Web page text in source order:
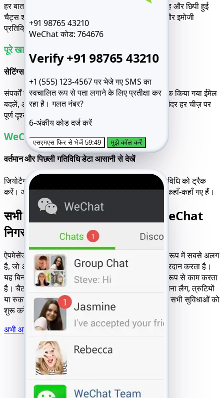
+91 98765 43210
WeChat कोड: 764676
Verify +91 98765 43210
+1 (555) 123-4567 पर भेजे गए SMS का
स्वचालित रूप से पता लगाने के लिए प्रतीक्षा कर
रहा है।गलत नंबर?
6-अंकीय कोड दर्ज करें
एसएमएस फिर से भेजें 59:49 मुझे कॉल करें
हर बातचीत का संपूर्ण संदेश इतिहास खोजें। इसमें निजी, समूह और छिपी हुई
चैट्स शामिल हैं, साथ ही टाइमस्टैम्प, लिंक, संलग्न मीडिया और इमोजी
प्रतिक्रियाएँ भी हैं।
पूरे खाते का प्रबंधन करें
सेटिंग्स समायोजित करें और सभी कनेक्शनों तक पहुँचें
संपर्कों का प्रबंधन करें, मोमेंट्स देखें, फ़ाइलें ब्राउज़ करें, लिंक किया गया ईमेल
बदलें, और भी बहुत कुछ। हैक किए गए WeChat खाते के अंदर हर चीज़ पर
पूर्ण दृश्यता और नियंत्रण प्राप्त करें।
WeChat लाइव लोकेशन
वर्तमान और पिछली गतिविधि डेटा आसानी से देखें
जियोटैग, पिन किए गए नक्शे और लाइव शेयरिंग से GPS गतिविधि को ट्रैक
करें। आप देखेंगे कि खाता धारक अभी कहाँ है - और वे पहले कहाँ-कहाँ गए हैं।
सभी डिवाइस और नेटवर्क के लिए शीर्ष WeChat
निगरानी समाधान
ऐपमेसेंजर WeChat को ट्रैक करने के लिए शीर्ष विकल्प के रूप में सबसे अलग
है, जो असाधारण गति, विश्वसनीयता और सहज अनुकूलता प्रदान करता है।
यह बिना इंस्टॉलेशन के सभी डिवाइस और नेटवर्क पर निर्बाध रूप से काम करता
है। चैट, फ़ाइलें, जीपीएस और भुगतान को कुछ ही सेकंड में बिना लैग, त्रुटियों
या रुकावटों के निर्बाध रूप से लोड होने का अनुभव करें। बस सभी सुविधाओं को
शुरू करें और अनलॉक करें।
अभी आज़माएँ